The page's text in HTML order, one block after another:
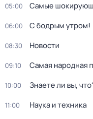
05:00 Самые
06:00 С бодрым утром!
08:30 Новости
09:10 Самая народная
10:00 Знаете ли вы,
11:00 Hаука и теxника